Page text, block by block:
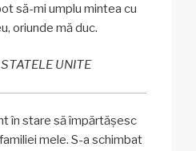
să-mi umplu mintea cu
oriunde mă duc.
UNITE
în stare să împărtășesc
mele. S-a schimbat